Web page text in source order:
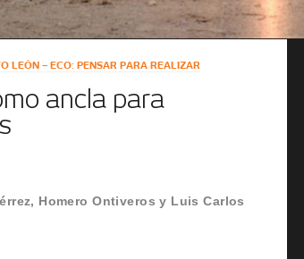
LEÓN – ECO: PENSAR PARA REALIZAR
ancla para
Homero Ontiveros y Luis Carlos